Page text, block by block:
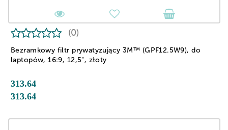
Bezramkowy filtr prywatyzujący 3M™ (GPF12.5W9), do
laptopów, 16:9, 12,5", złoty
(0)
313.64
313.64